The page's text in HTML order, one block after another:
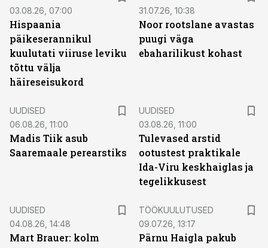
03.08.26, 07:00
Hispaania
päikeserannikul
kuulutati viiruse leviku
tõttu välja
häireseisukord
31.07.26, 10:38
Noor rootslane avastas
puugi väga
ebaharilikust kohast
UUDISED
06.08.26, 11:00
Madis Tiik asub
Saaremaale perearstiks
UUDISED
03.08.26, 11:00
Tulevased arstid
ootustest praktikale
Ida-Viru keskhaiglas ja
tegelikkusest
UUDISED
04.08.26, 14:48
Mart Brauer: kolm
TÖÖKUULUTUSED
09.07.26, 13:17
Pärnu Haigla pakub